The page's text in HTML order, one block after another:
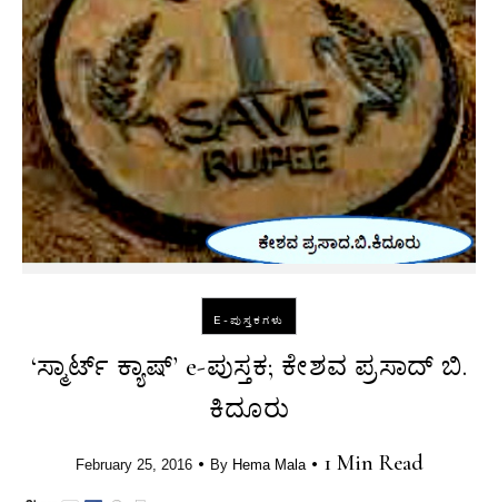
E-ಪುಸ್ತಕಗಳು
‘ಸ್ಮಾರ್ಟ್ ಕ್ಯಾಷ್’ e-ಪುಸ್ತಕ; ಕೇಶವ ಪ್ರಸಾದ್ ಬಿ.
ಕಿದೂರು
February 25, 2016 • By Hema Mala • 1 Min Read